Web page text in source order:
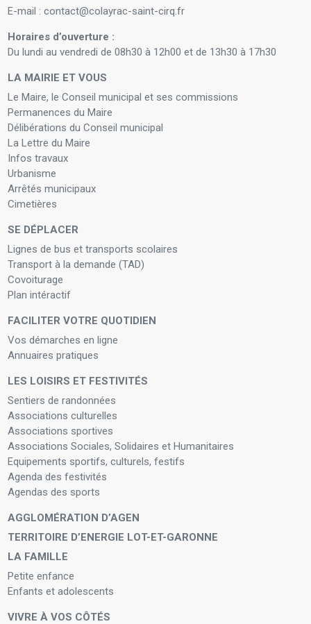
E-mail : contact@colayrac-saint-cirq.fr
Horaires d’ouverture :
Du lundi au vendredi de 08h30 à 12h00 et de 13h30 à 17h30
LA MAIRIE ET VOUS
Le Maire, le Conseil municipal et ses commissions
Permanences du Maire
Délibérations du Conseil municipal
La Lettre du Maire
Infos travaux
Urbanisme
Arrêtés municipaux
Cimetières
SE DÉPLACER
Lignes de bus et transports scolaires
Transport à la demande (TAD)
Covoiturage
Plan intéractif
FACILITER VOTRE QUOTIDIEN
Vos démarches en ligne
Annuaires pratiques
LES LOISIRS ET FESTIVITÉS
Sentiers de randonnées
Associations culturelles
Associations sportives
Associations Sociales, Solidaires et Humanitaires
Equipements sportifs, culturels, festifs
Agenda des festivités
Agendas des sports
AGGLOMÉRATION D’AGEN
TERRITOIRE D’ENERGIE LOT-ET-GARONNE
LA FAMILLE
Petite enfance
Enfants et adolescents
VIVRE À VOS CÔTÉS